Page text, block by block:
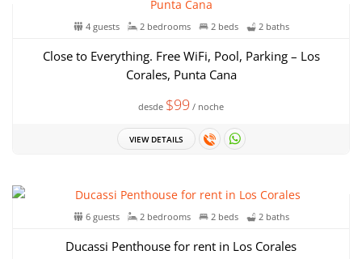
4 guests 2 bedrooms 2 beds 2 baths
Close to Everything. Free WiFi, Pool, Parking – Los
Corales, Punta Cana
desde $99 / noche
VIEW DETAILS
6 guests 2 bedrooms 2 beds 2 baths
Ducassi Penthouse for rent in Los Corales